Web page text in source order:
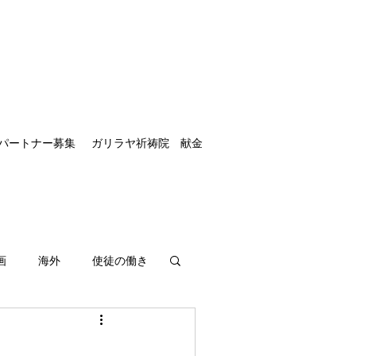
ートナー募集 ガリラヤ祈祷院 献金
海外 使徒の働き